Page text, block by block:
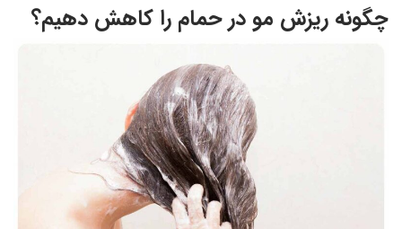
چگونه ریزش مو در حمام را کاهش دهیم؟